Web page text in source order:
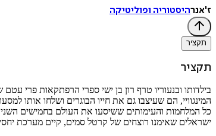
ז'אנרהיסטוריה ופוליטיקה
תקציר
תקציר
בילדותו ובנעוריו טרף רון בן ישי ספרי הרפתקאות פרי
המינגוויי, הם שעיצבו גם את חייו הבוגרים ושלחו אותו
כל המלחמות והעימותים ששיסעו את העולם בחמישים
ישראלים שאימנו רוצחים של קרטל סמים, קיים מערכת